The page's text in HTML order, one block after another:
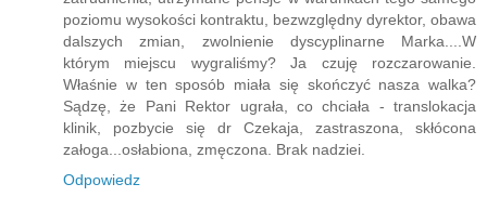
poziomu wysokości kontraktu, bezwzględny dyrektor, obawa
dalszych zmian, zwolnienie dyscyplinarne Marka....W
którym miejscu wygraliśmy? Ja czuję rozczarowanie.
Właśnie w ten sposób miała się skończyć nasza walka?
Sądzę, że Pani Rektor ugrała, co chciała - translokacja
klinik, pozbycie się dr Czekaja, zastraszona, skłócona
załoga...osłabiona, zmęczona. Brak nadziei.
Odpowiedz